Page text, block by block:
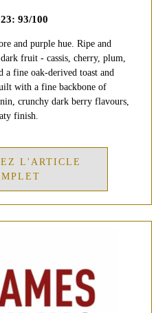
93/100
and purple hue. Ripe and
fruit - cassis, cherry, plum,
a fine oak-derived toast and
with a fine backbone of
crunchy dark berry flavours,
finish.
L'ARTICLE